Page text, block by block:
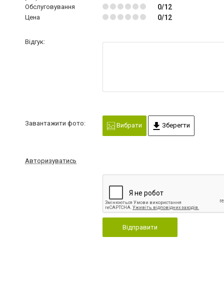
Обслуговування 0/12
Цена 0/12
Відгук:
Завантажити фото: Вибрати Зберегти
Авторизуватись
Відправити